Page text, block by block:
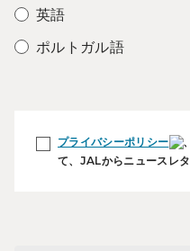
英語
ポルトガル語
プライバシーポリシー 、
て、JALからニュースレタ